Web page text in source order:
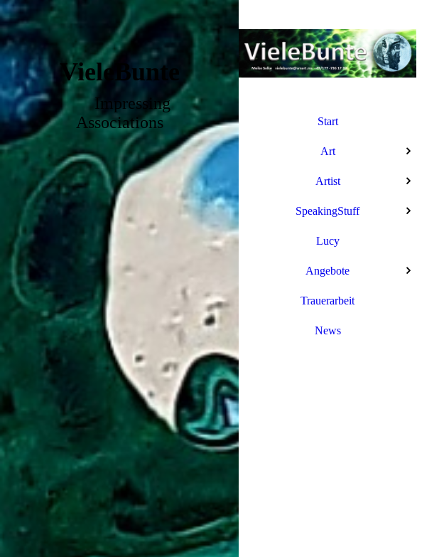
VieleBunte
Impressing
Associations
Start
Art
Artist
SpeakingStuff
Lucy
Angebote
Trauerarbeit
News